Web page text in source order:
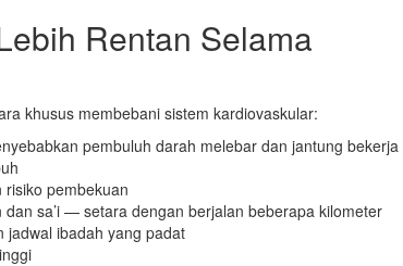
Rentan Selama
khusus membebani sistem kardiovaskular:
pembuluh darah melebar dan jantung bekerja
pembekuan
sa’i — setara dengan berjalan beberapa kilometer
jadwal ibadah yang padat